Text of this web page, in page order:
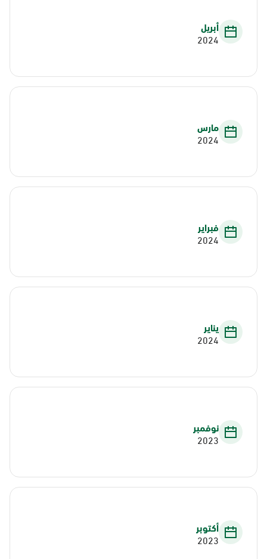
أبريل
2024
مارس
2024
فبراير
2024
يناير
2024
نوفمبر
2023
أكتوبر
2023